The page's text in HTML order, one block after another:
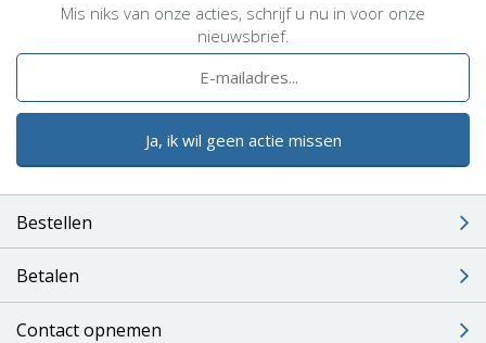
Mis niks van onze acties, schrijf u nu in voor onze
nieuwsbrief.
Ja, ik wil geen actie missen
Bestellen
Betalen
Contact opnemen